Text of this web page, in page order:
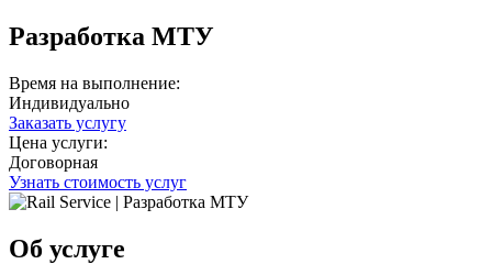
Разработка МТУ
Время на выполнение:
Индивидуально
Заказать услугу
Цена услуги:
Договорная
Узнать стоимость услуг
Об услуге